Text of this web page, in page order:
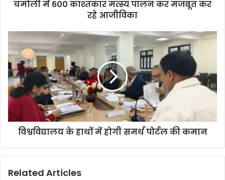
चमोली में 600 काश्तकार मत्स्य पालन कर मजबूत कर
रहे आजीविका
विश्वविद्यालय के हाथों में होगी समर्थ पोर्टल की कमान
Related Articles